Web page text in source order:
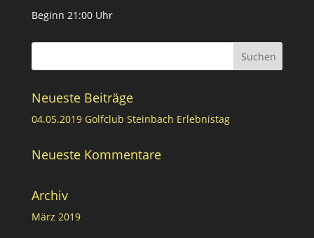
Beginn 21:00 Uhr
Neueste Beiträge
04.05.2019 Golfclub Steinbach Erlebnistag
Neueste Kommentare
Archiv
März 2019